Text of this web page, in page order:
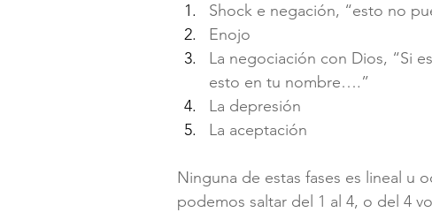
Shock e negación, “esto no
Enojo
La negociación con Dios, “Si
esto en tu nombre….”
La depresión
La aceptación
Ninguna de estas fases es lineal u
podemos saltar del 1 al 4, o del 4